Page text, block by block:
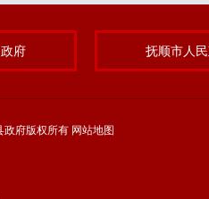
府 抚顺市人
政府版权所有 网站地图